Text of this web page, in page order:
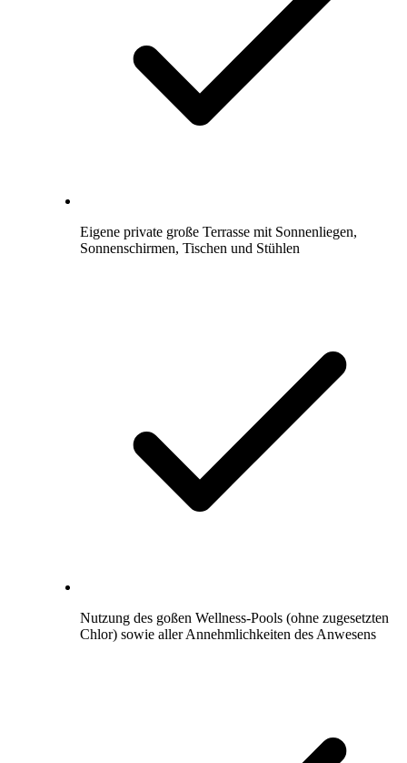
Eigene private große Terrasse mit Sonnenliegen,
Sonnenschirmen, Tischen und Stühlen
Nutzung des goßen Wellness-Pools (ohne zugesetzten
Chlor) sowie aller Annehmlichkeiten des Anwesens